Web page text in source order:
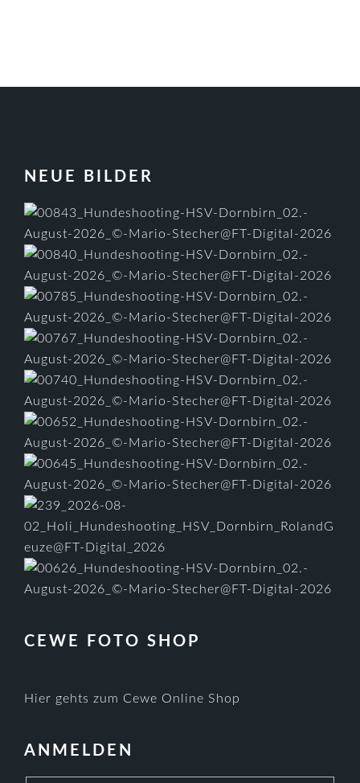
FOOTER
NEUE BILDER
CEWE FOTO SHOP
Hier gehts zum Cewe Online Shop
ANMELDEN